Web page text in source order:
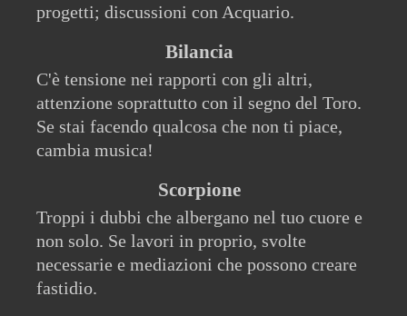
progetti; discussioni con Acquario.
Bilancia
C'è tensione nei rapporti con gli altri,
attenzione soprattutto con il segno del Toro.
Se stai facendo qualcosa che non ti piace,
cambia musica!
Scorpione
Troppi i dubbi che albergano nel tuo cuore e
non solo. Se lavori in proprio, svolte
necessarie e mediazioni che possono creare
fastidio.